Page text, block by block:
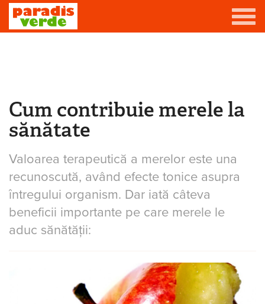
Viță-de-vie
Casă
Producători de vin
Promovează afacerea ta
Eşti aici
Cum contribuie merele la
sănătate
Valoarea terapeutică a merelor este una
recunoscută, având efecte tonice asupra
întregului organism. Dar iată câteva
beneficii importante pe care merele le
aduc sănătății: